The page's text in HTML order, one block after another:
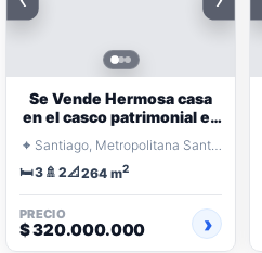
Se Vende Hermosa casa
en el casco patrimonial en
⌖ Santiago, Metropolitana Santiago
🛏️3 🚿 2📐264 m2
PRECIO
$ 320.000.000